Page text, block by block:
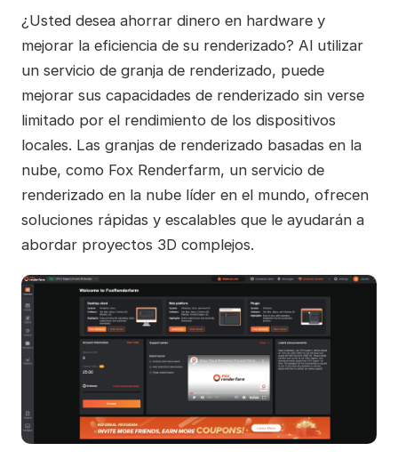
¿Usted desea ahorrar dinero en hardware y
mejorar la eficiencia de su renderizado? Al utilizar
un servicio de granja de renderizado, puede
mejorar sus capacidades de renderizado sin verse
limitado por el rendimiento de los dispositivos
locales. Las granjas de renderizado basadas en la
nube, como Fox Renderfarm, un servicio de
renderizado en la nube líder en el mundo, ofrecen
soluciones rápidas y escalables que le ayudarán a
abordar proyectos 3D complejos.